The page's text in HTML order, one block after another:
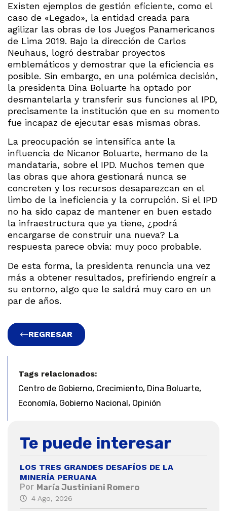
Existen ejemplos de gestión eficiente, como el
caso de «Legado», la entidad creada para
agilizar las obras de los Juegos Panamericanos
de Lima 2019. Bajo la dirección de Carlos
Neuhaus, logró destrabar proyectos
emblemáticos y demostrar que la eficiencia es
posible. Sin embargo, en una polémica decisión,
la presidenta Dina Boluarte ha optado por
desmantelarla y transferir sus funciones al IPD,
precisamente la institución que en su momento
fue incapaz de ejecutar esas mismas obras.
La preocupación se intensifica ante la
influencia de Nicanor Boluarte, hermano de la
mandataria, sobre el IPD. Muchos temen que
las obras que ahora gestionará nunca se
concreten y los recursos desaparezcan en el
limbo de la ineficiencia y la corrupción. Si el IPD
no ha sido capaz de mantener en buen estado
la infraestructura que ya tiene, ¿podrá
encargarse de construir una nueva? La
respuesta parece obvia: muy poco probable.
De esta forma, la presidenta renuncia una vez
más a obtener resultados, prefiriendo engreír a
su entorno, algo que le saldrá muy caro en un
par de años.
REGRESAR
Tags relacionados:
Centro de Gobierno, Crecimiento, Dina Boluarte,
Economía, Gobierno Nacional, Opinión
Te puede interesar
LOS TRES GRANDES DESAFÍOS DE LA
MINERÍA PERUANA
Por María Justiniani Romero
4 Ago, 2026